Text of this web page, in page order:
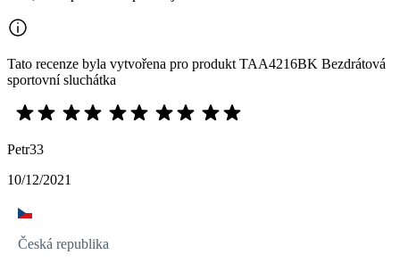
Tato recenze byla vytvořena pro produkt TAA4216BK Bezdrátová
sportovní sluchátka
Petr33
10/12/2021
Česká republika